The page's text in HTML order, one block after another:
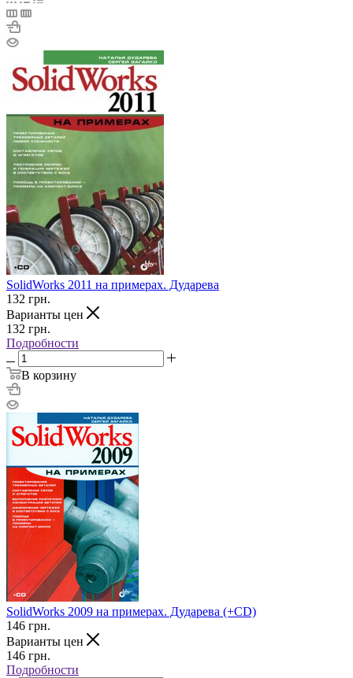
SolidWorks 2011 на примерах. Дударева
132 грн.
Варианты цен
132 грн.
Подробности
В корзину
SolidWorks 2009 на примерах. Дударева (+CD)
146 грн.
Варианты цен
146 грн.
Подробности